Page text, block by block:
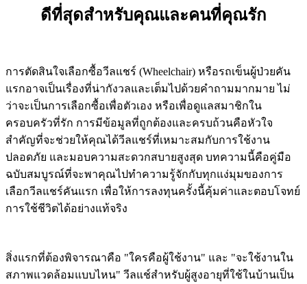
ดีที่สุดสำหรับคุณและคนที่คุณรัก
การตัดสินใจเลือกซื้อวีลแชร์ (Wheelchair) หรือรถเข็นผู้ป่วยคัน
แรกอาจเป็นเรื่องที่น่ากังวลและเต็มไปด้วยคำถามมากมาย ไม่
ว่าจะเป็นการเลือกซื้อเพื่อตัวเอง หรือเพื่อดูแลสมาชิกใน
ครอบครัวที่รัก การมีข้อมูลที่ถูกต้องและครบถ้วนคือหัวใจ
สำคัญที่จะช่วยให้คุณได้วีลแชร์ที่เหมาะสมกับการใช้งาน
ปลอดภัย และมอบความสะดวกสบายสูงสุด บทความนี้คือคู่มือ
ฉบับสมบูรณ์ที่จะพาคุณไปทำความรู้จักกับทุกแง่มุมของการ
เลือกวีลแชร์คันแรก เพื่อให้การลงทุนครั้งนี้คุ้มค่าและตอบโจทย์
การใช้ชีวิตได้อย่างแท้จริง
สิ่งแรกที่ต้องพิจารณาคือ "ใครคือผู้ใช้งาน" และ "จะใช้งานใน
สภาพแวดล้อมแบบไหน" วีลแช์สำหรับผู้สูงอายุที่ใช้ในบ้านเป็น